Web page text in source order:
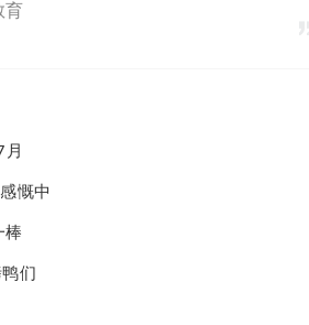
育
慨中
棒
们